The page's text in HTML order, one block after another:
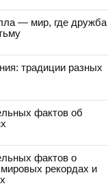
— мир, где дружба
традиции разных
фактов об
фактов о
рекордах и